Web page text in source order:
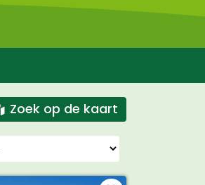
Zoek op de kaart